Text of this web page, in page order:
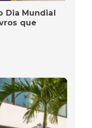
Dia Mundial
que